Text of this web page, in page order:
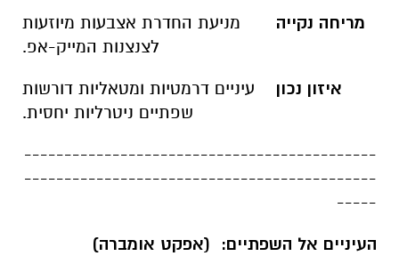
מריחה נקייה
מניעת החדרת אצבעות מיוזעות
לצנצנות המייק-אפ.
איזון נכון
עיניים דרמטיות ומטאליות דורשות
שפתיים ניטרליות יחסית.
--------------------------------------------
--------------------------------------------
-----
העיניים אל השפתיים: (אפקט אומברה)